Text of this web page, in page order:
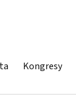
Kongresy